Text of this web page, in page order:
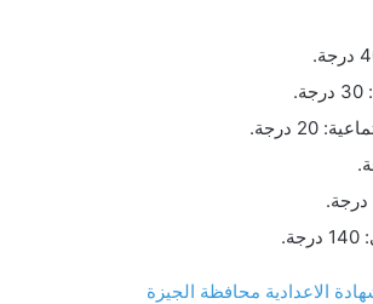
20 درجة.
الاعدادية محافظة الجيزة